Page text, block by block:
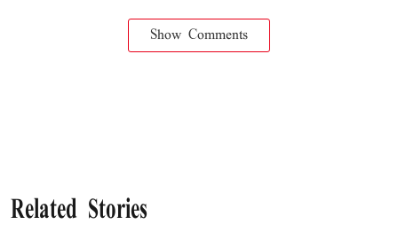
Show Comments
Related Stories